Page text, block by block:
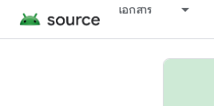
เอกสาร